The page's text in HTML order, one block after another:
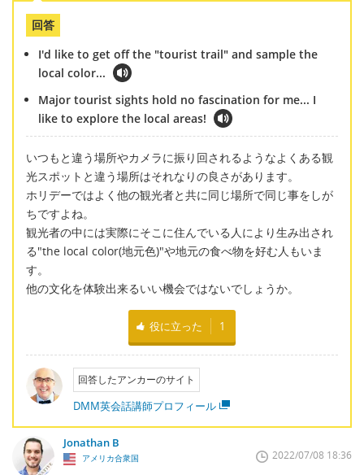
回答
I'd like to get off the "tourist trail" and sample the
local color...
Major tourist sights hold no fascination for me... I
like to explore the local areas!
いつもと違う場所やカメラに振り回されるようなよくある観
光スポットと違う場所はそれなりの良さがあります。
ホリデーではよく他の観光者と共に同じ場所で同じ事をしが
ちですよね。
観光者の中には実際にそこに住んでいる人により生み出され
る"the local color(地元色)"や地元の食べ物を好む人もいま
す。
他の文化を体験出来るいい機会ではないでしょうか。
役に立った 1
回答したアンカーのサイト
DMM英会話講師プロフィール
Jonathan B
アメリカ合衆国 2022/07/08 18:36